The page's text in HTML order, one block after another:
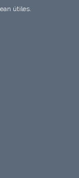
útiles.